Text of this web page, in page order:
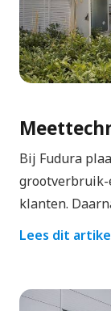
Bij Fudura
klanten.
Lees dit